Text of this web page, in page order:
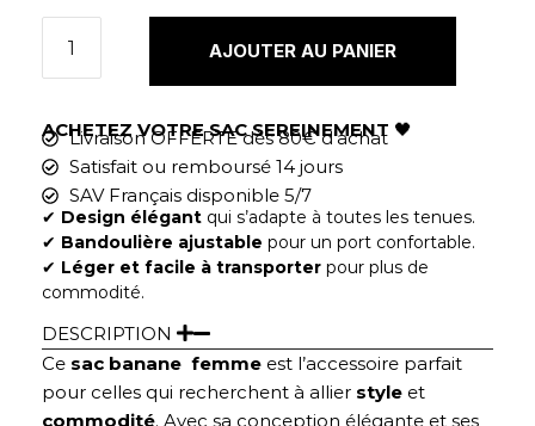
AJOUTER AU PANIER
ACHETEZ VOTRE SAC SEREINEMENT 🖤
Livraison OFFERTE dès 80€ d'achat
Satisfait ou remboursé 14 jours
SAV Français disponible 5/7
✔︎ Design élégant qui s’adapte à toutes les tenues.
✔︎ Bandoulière ajustable pour un port confortable.
✔︎ Léger et facile à transporter pour plus de
commodité.
DESCRIPTION
Ce sac banane femme est l’accessoire parfait
pour celles qui recherchent à allier style et
commodité. Avec sa conception élégante et ses